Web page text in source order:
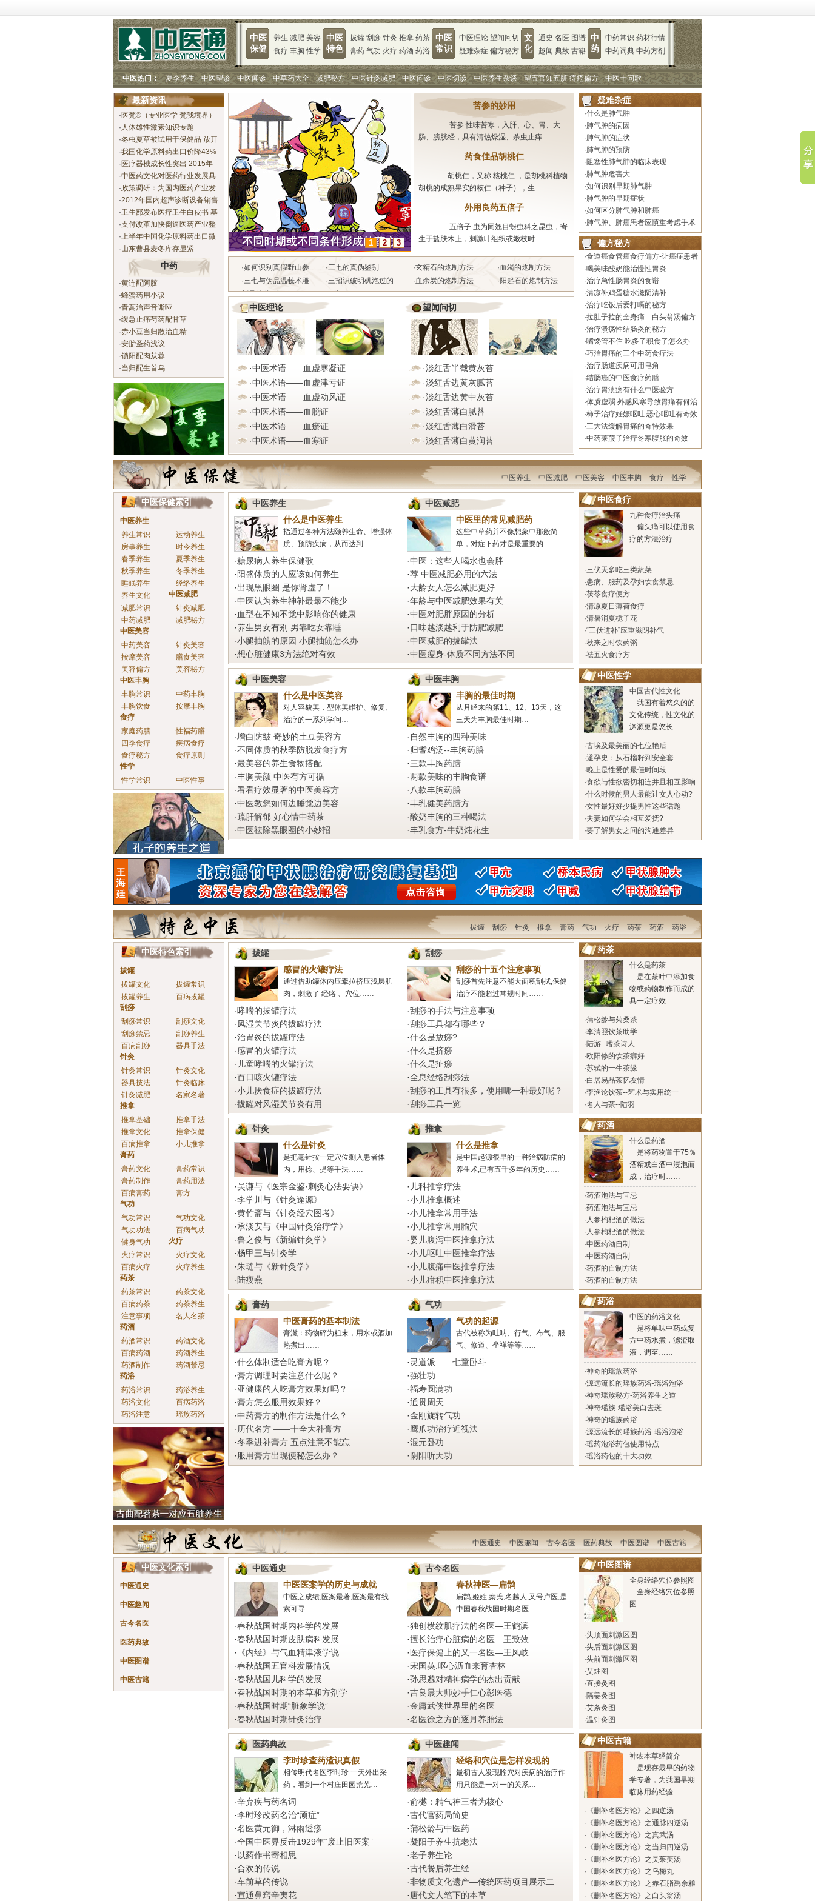
中医
保健
养生 减肥 美容
食疗 丰胸 性学
中医
特色
拔罐 刮痧 针灸 推拿 药茶
膏药 气功 火疗 药酒 药浴
中医
常识
中医理论 望闻问切
疑难杂症 偏方秘方
文
化
通史 名医 图谱
趣闻 典故 古籍
中
药
中药常识 药材行情
中药词典 中药方剂
中医热门： 夏季养生 中医望诊 中医闻诊 中草药大全 减肥秘方 中医针灸减肥 中医问诊 中医切诊 中医养生杂谈 望五官知五脏痔疮偏方 中医十问歌
最新资讯
· 医梵®（专业医学 梵我境界）
· 人体雄性激素知识专题
·冬虫夏草被试用于保健品 放开
虫草应用催涨中药
·我国化学原料药出口价降43%
产能过剩是祸首
· 医疗器械成长性突出 2015年
将超3000多亿
·中医药文化对医药行业发展具
关键作用
·政策调研：为国内医药产业发
展号脉
·2012年国内超声诊断设备销售
额将达39亿元
·卫生部发布医疗卫生白皮书 基
药价平均降30%
·支付改革加快倒逼医药产业整
合提速
·上半年中国化学原料药出口微
露疲态
·山东曹县麦冬库存显紧
中药
·黄连配阿胶
·蜂蜜药用小议
·青蒿治声音嘶哑
·缓急止痛芍药配甘草
·赤小豆当归散治血精
·安胎圣药浅议
·锁阳配肉苁蓉
·当归配生首乌
1 2 3
苦参的妙用
苦参 性味苦寒，入肝、心、胃、大
肠、膀胱经，具有清热燥湿、杀虫止痒...
药食佳品胡桃仁
胡桃仁，又称 核桃仁 ，是胡桃科植物
胡桃的成熟果实的核仁（种子），生...
外用良药五倍子
五倍子 虫为同翘目蚜虫科之昆虫，寄
生于盐肤木上，剌激叶组织或嫩枝时...
·如何识别真假野山参 ·三七的真伪鉴别
·三七与伪品温莪术雕
刻品的鉴别
·三招识破明矾泡过的
中药
·玄精石的炮制方法 ·血竭的炮制方法
·血余炭的炮制方法 · 阳起石的炮制方法
中医理论
·中医术语——血虚寒凝证
·中医术语——血虚津亏证
·中医术语——血虚动风证
·中医术语——血脱证
·中医术语——血瘀证
·中医术语——血寒证
望闻问切
·淡红舌半截黄灰苔
·淡红舌边黄灰腻苔
·淡红舌边黄中灰苔
·淡红舌薄白腻苔
·淡红舌薄白滑苔
·淡红舌薄白黄润苔
疑难杂症
·什么是肺气肿
·肺气肿的病因
·肺气肿的症状
·肺气肿的预防
·阻塞性肺气肿的临床表现
·肺气肿危害大
·如何识别早期肺气肿
·肺气肿的早期症状
·如何区分肺气肿和肺癌
·肺气肿、肺癌患者应慎重考虑手术
适应征
偏方秘方
·食道癌食管癌食疗偏方-让癌症患者
吃好饭 吃“好”病
·喝美味酸奶能治慢性胃炎
·治疗急性肠胃炎的食谱
·清凉补鸡蛋糖水滋阴清补
·治疗吃饭后爱打嗝的秘方
·拉肚子拉的全身痛 白头翁汤偏方
很有效
·治疗溃疡性结肠炎的秘方
·嘴馋管不住 吃多了积食了怎么办
·巧治胃痛的三个中药食疗法
·治疗肠道疾病可用皂角
·结肠癌的中医食疗药膳
·治疗胃溃疡有什么中医验方
·体质虚弱 外感风寒导致胃痛有何治
疗秘方
·柿子治疗妊娠呕吐 恶心呕吐有奇效
·三大法缓解胃痛的奇特效果
·中药莱菔子治疗冬寒腹胀的奇效
中医养生 中医减肥 中医美容 中医丰胸 食疗 性学
中医保健索引
中医养生
养生常识
运动养生
房事养生
时令养生
春季养生
夏季养生
秋季养生
冬季养生
睡眠养生
经络养生
养生文化
中医减肥
减肥常识
针灸减肥
中药减肥
减肥秘方
中医美容
中药美容
针灸美容
按摩美容
膳食美容
美容偏方
美容秘方
中医丰胸
丰胸常识
中药丰胸
丰胸饮食
按摩丰胸
食疗
家庭药膳
性福药膳
四季食疗
疾病食疗
食疗秘方
食疗原则
性学
性学常识
中医性事
中医养生
什么是中医养生
指通过各种方法颐养生命、增强体
质、预防疾病，从而达到…
·糖尿病人养生保健歌
·阳盛体质的人应该如何养生
·出现黑眼圈 是你肾虚了！
·中医认为养生神补最最不能少
· 血型在不知不觉中影响你的健康
·养生男女有别 男靠吃女靠睡
·小腿抽筋的原因 小腿抽筋怎么办
·想心脏健康3方法绝对有效
中医减肥
中医里的常见减肥药
这些中草药并不像想象中那般简
单，对症下药才是最重要的……
·中医：这些人喝水也会胖
·荐 中医减肥必用的六法
·大龄女人怎么减肥更好
·年龄与中医减肥效果有关
·中医对肥胖原因的分析
·口味越淡越利于防肥减肥
·中医减肥的拔罐法
·中医瘦身-体质不同方法不同
中医美容
什么是中医美容
对人容貌美，型体美维护、修复、
治疗的一系列学问…
·增白防皱 奇妙的土豆美容方
·不同体质的秋季防脱发食疗方
·最美容的养生食物搭配
·丰胸美颜 中医有方可循
·看看疗效显著的中医美容方
·中医教您如何边睡觉边美容
·疏肝解郁 好心情中药茶
·中医祛除黑眼圈的小妙招
中医丰胸
丰胸的最佳时期
从月经来的第11、12、13天，这
三天为丰胸最佳时期…
· 自然丰胸的四种美味
·归耆鸡汤--丰胸药膳
·三款丰胸药膳
·两款美味的丰胸食谱
· 八款丰胸药膳
·丰乳健美药膳方
·酸奶丰胸的三种喝法
·丰乳食方-牛奶炖花生
中医食疗
九种食疗治头痛
偏头痛可以使用食
疗的方法治疗…
·三伏天多吃三类蔬菜
·患病、服药及孕妇饮食禁忌
·茯苓食疗便方
·清凉夏日薄荷食疗
·清暑消夏栀子花
·“三伏进补”应重滋阴补气
·秋来之时饮药粥
·祛五火食疗方
中医性学
中国古代性文化
我国有着悠久的的
文化传统，性文化的
渊源更是悠长…
·古埃及最美丽的七位艳后
·避孕史：从石榴籽到安全套
·晚上是性爱的最佳时间段
·食欲与性欲密切相连并且相互影响
·什么时候的男人最能让女人心动?
·女性最好好少提男性这些话题
·夫妻如何学会相互爱抚?
·要了解男女之间的沟通差异
拔罐 刮痧 针灸 推拿 膏药 气功 火疗 药茶 药酒 药浴
中医特色索引
拔罐
拔罐文化
拔罐常识
拔罐养生
百病拔罐
刮痧
刮痧常识
刮痧文化
刮痧禁忌
刮痧养生
百病刮痧
器具手法
针灸
针灸常识
针灸文化
器具技法
针灸临床
针灸减肥
名家名著
推拿
推拿基础
推拿手法
推拿文化
推拿保健
百病推拿
小儿推拿
膏药
膏药文化
膏药常识
膏药制作
膏药用法
百病膏药
膏方
气功
气功常识
气功文化
气功功法
百病气功
健身气功
火疗
火疗常识
火疗文化
百病火疗
火疗养生
药茶
药茶常识
药茶文化
百病药茶
药茶养生
注意事项
名人名茶
药酒
药酒常识
药酒文化
百病药酒
药酒养生
药酒制作
药酒禁忌
药浴
药浴常识
药浴养生
药浴文化
百病药浴
药浴注意
瑶族药浴
拔罐
感冒的火罐疗法
通过借助罐体内压牵拉挤压浅层肌
肉，刺激了 经络 、穴位……
·哮喘的拔罐疗法
· 风湿关节炎的拔罐疗法
·治胃炎的拔罐疗法
·感冒的火罐疗法
· 儿童哮喘的火罐疗法
·百日咳火罐疗法
·小儿厌食症的拔罐疗法
·拔罐对风湿关节炎有用
刮痧
刮痧的十五个注意事项
刮痧首先注意不能大面积刮拭,保健
治疗不能超过常规时间……
·刮痧的手法与注意事项
·刮痧工具都有哪些？
·什么是放痧?
·什么是挤痧
·什么是扯痧
·全息经络刮痧法
·刮痧的工具有很多，使用哪一种最好呢？
·刮痧工具一览
针灸
什么是针灸
是把毫针按一定穴位刺入患者体
内，用捻、提等手法……
·吴谦与《医宗金鉴·刺灸心法要诀》
·李学川与《针灸逢源》
·黄竹斋与《针灸经穴图考》
·承淡安与《中国针灸治疗学》
·鲁之俊与《新编针灸学》
·杨甲三与针灸学
·朱琏与《新针灸学》
· 陆瘦燕
推拿
什么是推拿
是中国起源很早的一种治病防病的
养生术,已有五千多年的历史……
· 儿科推拿疗法
·小儿推拿概述
·小儿推拿常用手法
·小儿推拿常用腧穴
·婴儿腹泻中医推拿疗法
·小儿呕吐中医推拿疗法
·小儿腹痛中医推拿疗法
·小儿疳积中医推拿疗法
膏药
中医膏药的基本制法
膏滋：药物碎为粗末，用水或酒加
热煮出……
·什么体制适合吃膏方呢？
·膏方调理时要注意什么呢？
·亚健康的人吃膏方效果好吗？
·膏方怎么服用效果好？
·中药膏方的制作方法是什么？
· 历代名方 ——十全大补膏方
·冬季进补膏方 五点注意不能忘
·服用膏方出现便秘怎么办？
气功
气功的起源
古代被称为吐呐、行气、布气、服
气、修道、坐禅等等……
· 灵道派——七童卧斗
·强壮功
·福寿圆满功
·通贯周天
·金刚旋转气功
·鹰爪功治疗近视法
·混元卧功
·阴阳听天功
药茶
什么是药茶
是在茶叶中添加食
物或药物制作而成的
具一定疗效……
·蒲松龄与菊桑茶
·李清照饮茶助学
·陆游--嗜茶诗人
·欧阳修的饮茶癖好
·苏轼的一生茶缘
·白居易品茶忆友情
·李渔论饮茶--艺术与实用统一
·名人与茶--陆羽
药酒
什么是药酒
是将药物置于75％
酒精或白酒中浸泡而
成，治疗时……
·药酒泡法与宜忌
·药酒泡法与宜忌
· 人参枸杞酒的做法
· 人参枸杞酒的做法
·中医药酒自制
·中医药酒自制
·药酒的自制方法
·药酒的自制方法
药浴
中医的药浴文化
是将单味中药或复
方中药水煮，滤渣取
液，调至……
·神奇的瑶族药浴
·源远流长的瑶族药浴-瑶浴泡浴
·神奇瑶族秘方-药浴养生之道
·神奇瑶族-瑶浴美白去斑
·神奇的瑶族药浴
·源远流长的瑶族药浴-瑶浴泡浴
·瑶药泡浴药包使用特点
·瑶浴药包的十大功效
中医通史 中医趣闻 古今名医 医药典故 中医图谱 中医古籍
中医文化索引
中医通史
中医趣闻
古今名医
医药典故
中医图谱
中医古籍
中医通史
中医医案学的历史与成就
中医之成绩,医案最著,医案最有线
索可寻…
·春秋战国时期内科学的发展
·春秋战国时期皮肤病科发展
·
《内经》与气血精津液学说
·春秋战国五官科发展情况
·春秋战国儿科学的发展
·春秋战国时期的本草和方剂学
·春秋战国时期“脏象学说”
·春秋战国时期针灸治疗
古今名医
春秋神医—扁鹊
扁鹊,姬姓,秦氏,名越人,又号卢医,是
中国春秋战国时期名医…
·独创横纹肌疗法的名医—王鹤滨
·擅长治疗心脏病的名医—王致效
· 医疗保健上的又一名医—王凤岐
·宋国英:呕心沥血来育杏林
·孙思邈对精神病学的杰出贡献
·吉良晨大师妙手仁心彰医德
·金庸武侠世界里的名医
·名医徐之方的逐月养胎法
医药典故
李时珍查药渣识真假
相传明代名医李时珍 一天外出采
药，看到一个村庄田园荒芜…
·辛弃疾与药名词
·李时珍改药名治“顽症”
·名医黄元御，淋雨透疹
·全国中医界反击1929年“废止旧医案”
· 以药作书寄相思
·合欢的传说
·车前草的传说
·宣通鼻窍辛夷花
中医趣闻
经络和穴位是怎样发现的
最初古人发现腧穴对疾病的治疗作
用只能是一对一的关系…
·俞樾：精气神三者为核心
·古代官药局简史
·蒲松龄与中医药
·凝阳子养生抗老法
·老子养生论
·古代餐后养生经
·非物质文化遗产—传统医药项目展示二
· 唐代文人笔下的本草
中医图谱
全身经络穴位参照图
全身经络穴位参照
图…
·头顶面刺激区图
·头后面刺激区图
·头前面刺激区图
·艾炷图
·直接灸图
·隔姜灸图
·艾条灸图
·温针灸图
中医古籍
神农本草经简介
是现存最早的药物
学专著，为我国早期
临床用药经验…
· 《删补名医方论》之四逆汤
· 《删补名医方论》之通脉四逆汤
· 《删补名医方论》之真武汤
· 《删补名医方论》之当归四逆汤
· 《删补名医方论》之吴茱萸汤
· 《删补名医方论》之乌梅丸
· 《删补名医方论》之赤石脂禹余粮
汤
· 《删补名医方论》之白头翁汤